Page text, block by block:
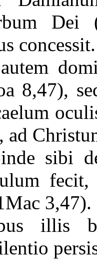
8,47),
ad
sibi
3,47).
illis